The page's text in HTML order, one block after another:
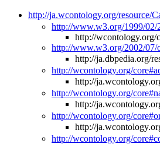
http://ja.wcontology.org/
http://www.w3.org/1999/02/
http://wcontology.org/
http://www.w3.org/2002/07/
http://ja.dbpedia.org/
http://wcontology.org/
http://
http://wcontology.org/
http://
http://wcontology.org/
http://
http://wcontology.org/